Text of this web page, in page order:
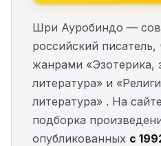
Шри Ауробиндо —
российский писатель,
жанрами «Эзотерика,
литература» и
литература» . На
подборка
опубликованных с